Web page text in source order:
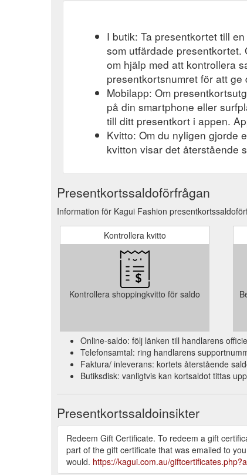
I butik: Ta presentkortet till
som utfärdade presentkortet.
om hjälp med att kontrollera
presentkortsnumret för att ge
Mobilapp: Om
på din smartphone eller
till ditt presentkort i appen.
Kvitto: Om du nyligen gjorde
kvitton visar det återstående
Presentkortssaldoförfrågan
Information för Kagui Fashion
Kontrollera kvitto
Kontrollera shoppingkvitto för saldo
Online-saldo: följ länken till handlarens
Telefonsamtal: ring handlarens
Faktura/ inleverans: kortets återstående
Butiksdisk: vanligtvis kan kortsaldot tittas
Presentkortssaldoinsikter
Redeem Gift Certificate. To redeem a gift
part of the gift certificate that was emailed to
would. https://kagui.com.au/